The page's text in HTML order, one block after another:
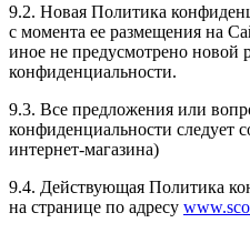
9.2. Новая Политика
с момента ее размещения на
иное не предусмотрено новой
конфиденциальности.
9.3. Все предложения или
конфиденциальности следует
интернет-магазина)
9.4. Действующая Политика
на странице по адресу